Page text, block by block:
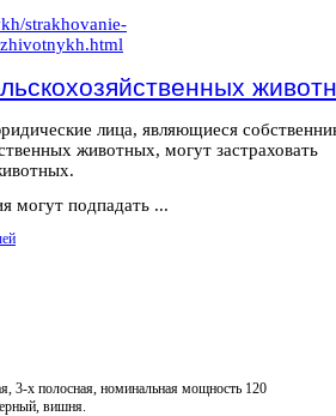
лица, являющиеся
животных, могут застраховать
могут подпадать ...
3-х полосная, номинальная мощность 120
вишня.